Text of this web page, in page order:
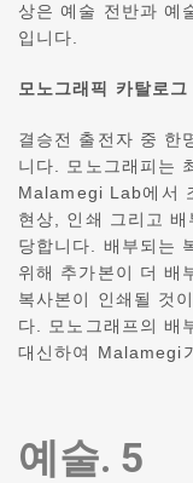
상은 예술 전반과 예
입니다.
모노그래픽 카탈로그
결승전 출전자 중 한
니다. 모노그래피는
Malamegi Lab에서
현상, 인쇄 그리고
당합니다. 배부되는
위해 추가본이 더 배
복사본이 인쇄될 것
다.
모노그래프의 배
대신하여 Malamegi
예술. 5